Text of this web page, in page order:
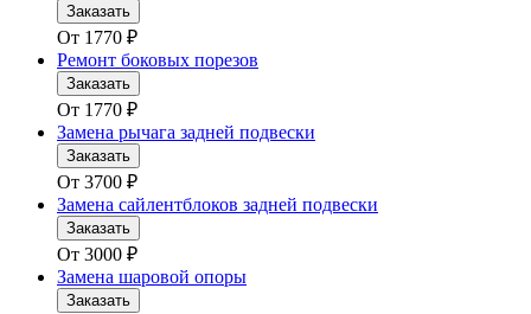
Заказать
От 1770 ₽
Ремонт боковых порезов
Заказать
От 1770 ₽
Замена рычага задней подвески
Заказать
От 3700 ₽
Замена сайлентблоков задней подвески
Заказать
От 3000 ₽
Замена шаровой опоры
Заказать